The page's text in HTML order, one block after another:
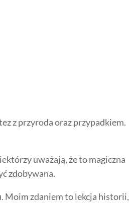
z przyroda oraz przypadkiem.
uważają, że to magiczna
zdobywana.
Moim zdaniem to lekcja historii,